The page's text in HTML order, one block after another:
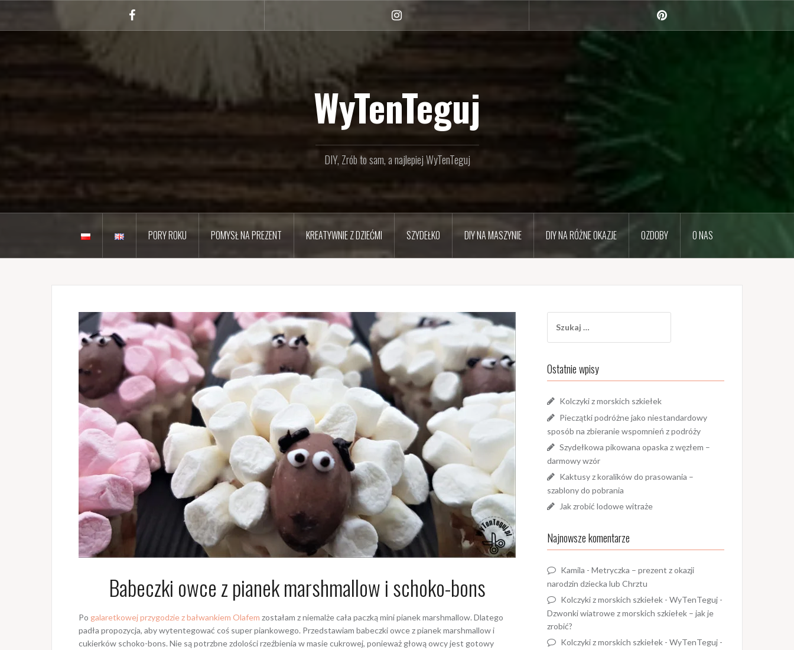
treści
WyTenTeguj
DIY, Zrób to sam, a najlepiej WyTenTeguj
PORY ROKU POMYSŁ NA PREZENT KREATYWNIE Z DZIEĆMI SZYDEŁKO DIY NA MASZYNIE DIY NA RÓŻNE OKAZJE OZDOBY O NAS
Babeczki owce z pianek marshmallow i schoko-bons
Po galaretkowej przygodzie z bałwankiem Olafem zostałam z niemalże cała paczką mini pianek marshmallow. Dlatego
padła propozycja, aby wytentegować coś super piankowego. Przedstawiam babeczki owce z pianek marshmallow i
cukierków schoko-bons. Nie są potrzbne zdolości rzeźbienia w masie cukrowej, ponieważ głową owcy jest gotowy
Ostatnie wpisy
Kolczyki z morskich szkiełek
Pieczątki podróżne jako niestandardowy
sposób na zbieranie wspomnień z podróży
Szydełkowa pikowana opaska z węzłem –
darmowy wzór
Kaktusy z koralików do prasowania –
szablony do pobrania
Jak zrobić lodowe witraże
Najnowsze komentarze
Kamila - Metryczka – prezent z okazji
narodzin dziecka lub Chrztu
Kolczyki z morskich szkiełek - WyTenTeguj -
Dzwonki wiatrowe z morskich szkiełek – jak je
zrobić?
Kolczyki z morskich szkiełek - WyTenTeguj -